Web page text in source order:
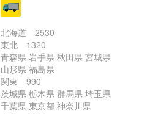
北海道 2530
東北 1320
青森県 岩手県 秋田県 宮城県
山形県 福島県
関東 990
茨城県 栃木県 群馬県 埼玉県
千葉県 東京都 神奈川県